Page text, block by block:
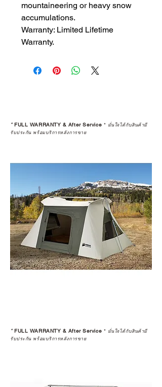
mountaineering or heavy snow
accumulations.
Warranty: Limited Lifetime
Warranty.
*FULL WARRANTY & After Service * มั่นใจได้กับสินค้ามี
รับประกัน พร้อมบริการหลังการขาย
*FULL WARRANTY & After Service * มั่นใจได้กับสินค้ามี
รับประกัน พร้อมบริการหลังการขาย